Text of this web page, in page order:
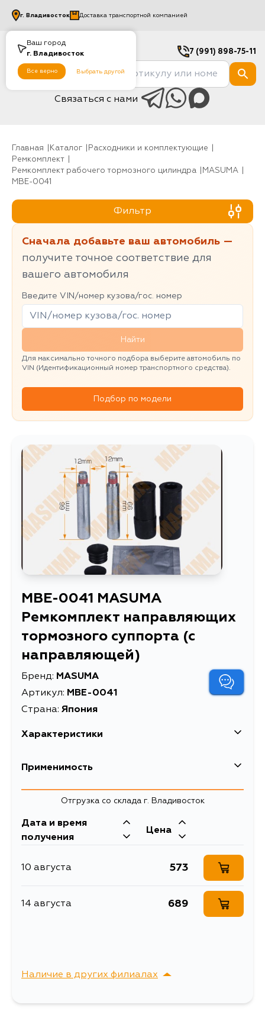
Ваш город
г. Владивосток
Все верно Выбрать другой
г. Владивосток Доставка транспортной компанией
7 (991) 898-75-11
Связаться с нами
Главная Каталог
Расходники и комплектующие
Ремкомплект
Ремкомплект рабочего тормозного цилиндра
MASUMA
MBE-0041
Фильтр
Сначала добавьте ваш автомобиль —
получите точное соответствие для
вашего автомобиля
Введите VIN/номер кузова/гос. номер
Найти
Для максимально точного подбора выберите автомобиль по
VIN (Идентификационный номер транспортного средства).
Подбор по модели
MBE-0041 MASUMA
Ремкомплект направляющих
тормозного суппорта (с
направляющей)
Бренд: MASUMA
Артикул: MBE-0041
Страна: Япония
Характеристики
EAN-13
Длина упаковки, мм 70
Масса, кг 0.142
Ремкомплект
тормозного суппорта (с
направляющей)
Применимость
Отгрузка со склада г. Владивосток
Дата и время
получения
Цена
10 августа 573
14 августа 689
Наличие в других филиалах
г. Владивосток,